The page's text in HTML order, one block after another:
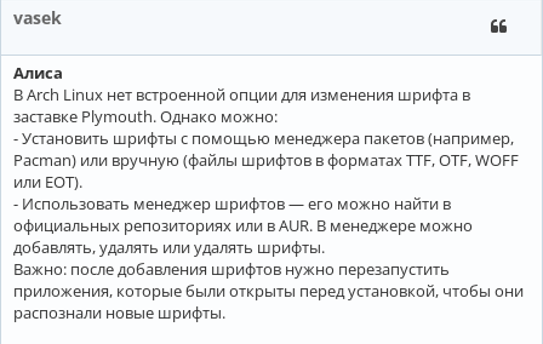
vasek
Алиса
В Arch Linux нет встроенной опции для изменения шрифта в
заставке Plymouth. Однако можно:
- Установить шрифты с помощью менеджера пакетов (например,
Pacman) или вручную (файлы шрифтов в форматах TTF, OTF, WOFF
или EOT).
- Использовать менеджер шрифтов — его можно найти в
официальных репозиториях или в AUR. В менеджере можно
добавлять, удалять или удалять шрифты.
Важно: после добавления шрифтов нужно перезапустить
приложения, которые были открыты перед установкой, чтобы они
распознали новые шрифты.